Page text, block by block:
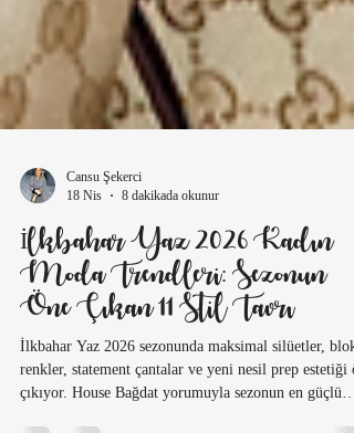
Cansu Şekerci
18 Nis
8 dakikada okunur
İlkbahar Yaz 2026 Kadın
Moda Trendleri: Sezonun
Öne Çıkan 11 Stil Tavrı